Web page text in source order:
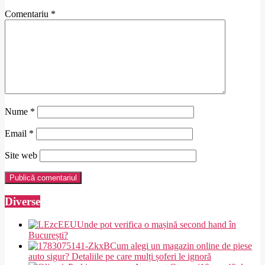
Comentariu *
Nume *
Email *
Site web
Diverse
Unde pot verifica o mașină second hand în
București?
Cum alegi un magazin online de piese
auto sigur? Detaliile pe care mulți șoferi le ignoră